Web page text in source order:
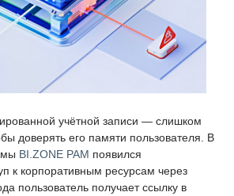
учётной записи — слишком
доверять его памяти пользователя. В
BI.ZONE PAM появился
к корпоративным ресурсам через
пользователь получает ссылку в